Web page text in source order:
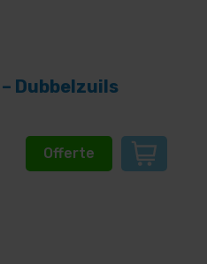
Dubbelzuils
Offerte